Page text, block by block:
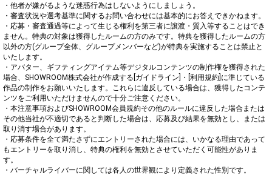
・他者が嫌がるような迷惑行為はしないようにしましょう。
・審査状況や選考基準に関するお問い合わせには基本的にお答えできかねます。
・応募・審査通過等によって生じる権利を第三者に譲渡・質入等することはでき
ません。特典の対象は獲得したルームの方のみです。特典を獲得したルームの方
以外の方(グループ全体、グループメンバーなど)が特典を実施することは禁止と
いたします。
・アバター、ギフティングアイテム等デジタルコンテンツの制作権を獲得された
場合、SHOWROOM株式会社が作成する[ガイドライン]・[利用規約]に準じている
作品の制作をお願いいたします。これらに違反している場合は、獲得したコンテ
ンツをご利用いただけませんので十分ご注意ください。
・本注意事項およびSHOWROOM会員規約その他のルールに違反した場合または
その他当社が不適切であると判断した場合は、応募及び結果を無効とし、または
取り消す場合があります。
・応募条件を全て満たさずにエントリーされた場合には、いかなる理由であって
もエントリーを取り消し、特典の権利を無効とさせていただく可能性がありま
す。
・バーチャルライバーに関しては各人の世界観により定義された性別です。